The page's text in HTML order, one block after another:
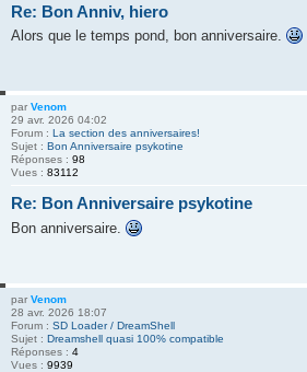
Re: Bon Anniv, hiero
Alors que le temps pond, bon anniversaire.
par Venom
29 avr. 2026 04:02
Forum : La section des anniversaires!
Sujet : Bon Anniversaire psykotine
Réponses : 98
Vues : 83112
Re: Bon Anniversaire psykotine
Bon anniversaire.
par Venom
28 avr. 2026 18:07
Forum : SD Loader / DreamShell
Sujet : Dreamshell quasi 100% compatible
Réponses : 4
Vues : 9939